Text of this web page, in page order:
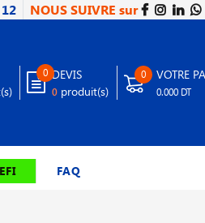
NOUS SUIVRE sur
0 DEVIS
0 produit(s)
0 VOTRE
0.000 DT
FAQ